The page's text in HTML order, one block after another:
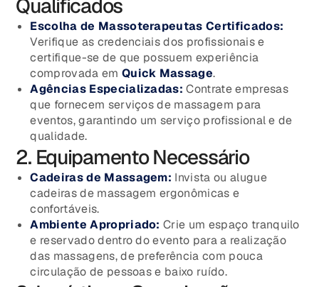
Qualificados
Escolha de Massoterapeutas Certificados:
Verifique as credenciais dos profissionais e
certifique-se de que possuem experiência
comprovada em Quick Massage.
Agências Especializadas: Contrate empresas
que fornecem serviços de massagem para
eventos, garantindo um serviço profissional e de
qualidade.
2. Equipamento Necessário
Cadeiras de Massagem: Invista ou alugue
cadeiras de massagem ergonômicas e
confortáveis.
Ambiente Apropriado: Crie um espaço tranquilo
e reservado dentro do evento para a realização
das massagens, de preferência com pouca
circulação de pessoas e baixo ruído.